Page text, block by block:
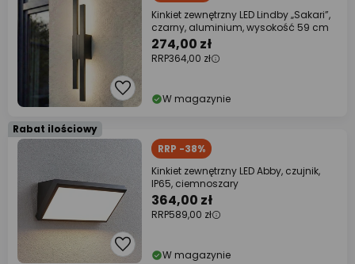
Kinkiet zewnętrzny LED Lindby „Sakari”,
czarny, aluminium, wysokość 59 cm
274,00 zł
RRP364,00 zł
W magazynie
Rabat ilościowy
RRP -38%
Kinkiet zewnętrzny LED Abby, czujnik,
IP65, ciemnoszary
364,00 zł
RRP589,00 zł
W magazynie